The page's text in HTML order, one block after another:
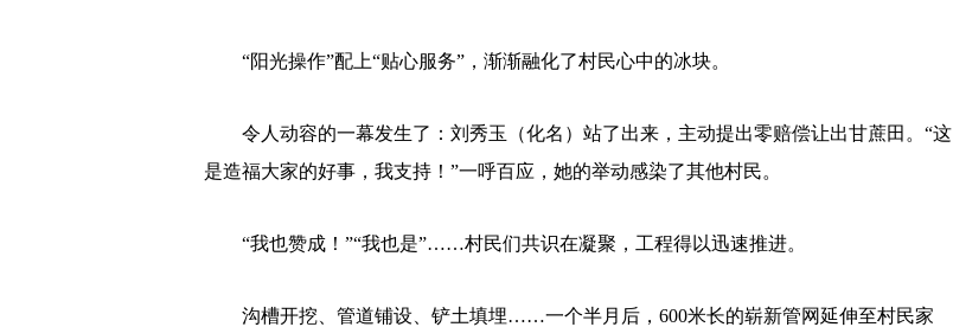
“阳光操作”配上“贴心服务”，渐渐融化了村民心中的冰块。
令人动容的一幕发生了：刘秀玉（化名）站了出来，主动提出零赔偿让出甘蔗田。“这
是造福大家的好事，我支持！”一呼百应，她的举动感染了其他村民。
“我也赞成！”“我也是”……村民们共识在凝聚，工程得以迅速推进。
沟槽开挖、管道铺设、铲土填埋……一个半月后，600米长的崭新管网延伸至村民家